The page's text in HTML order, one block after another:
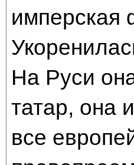
имперская
На Руси
татар, она
все